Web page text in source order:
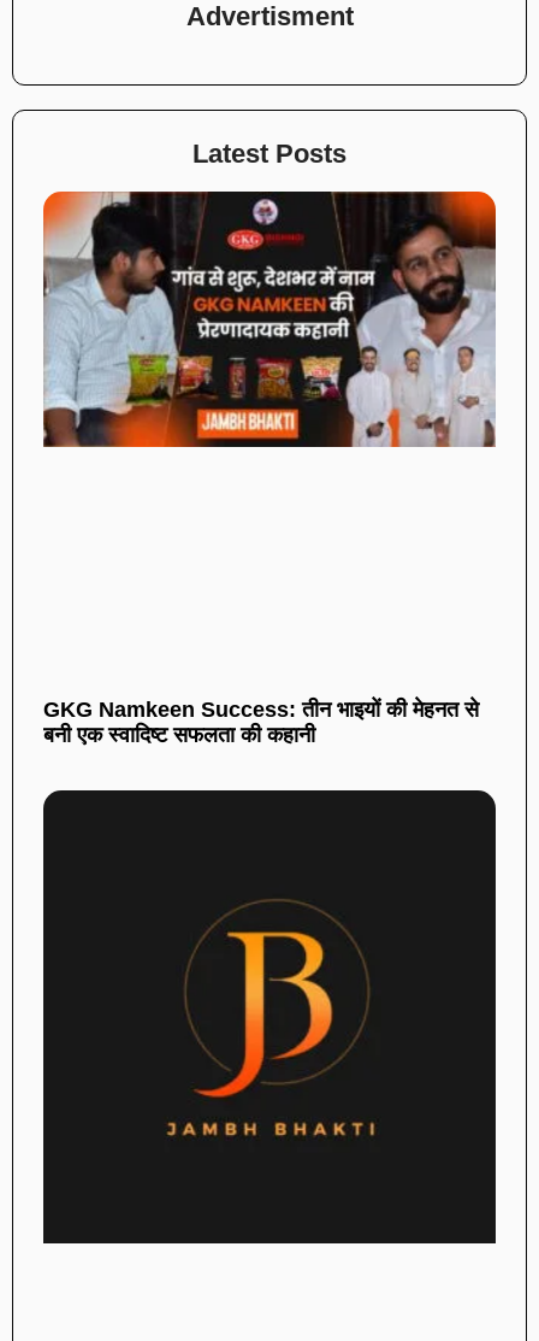
Advertisment
Latest Posts
GKG Namkeen Success: तीन भाइयों की मेहनत से
बनी एक स्वादिष्ट सफलता की कहानी